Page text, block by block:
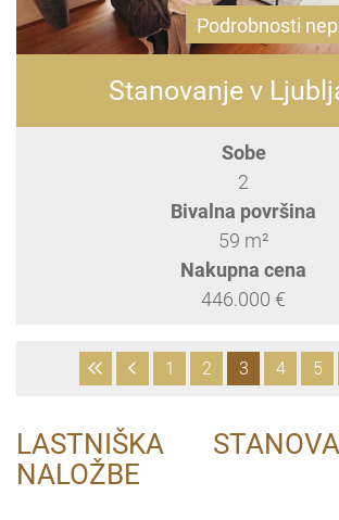
Podrobnosti
Stanovanje v
Sobe
2
Bivalna površina
59 m²
Nakupna cena
446.000 €
1 2 3 4 5
LASTNIŠKA
NALOŽBE